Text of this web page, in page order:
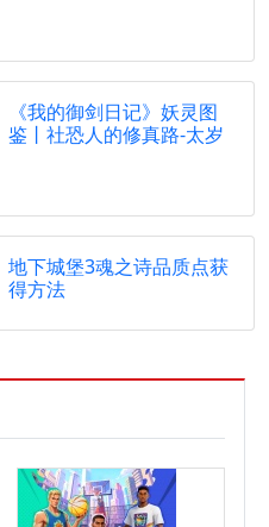
《我的御剑日记》妖灵图
鉴丨社恐人的修真路-太岁
地下城堡3魂之诗品质点获
得方法